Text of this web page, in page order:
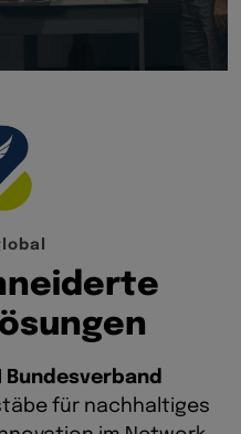
o ba
neid erte
ösungen
Bundesverband
für nachhaltiges